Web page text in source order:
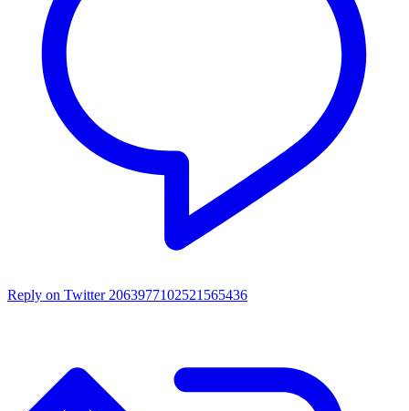
Reply on Twitter 2063977102521565436